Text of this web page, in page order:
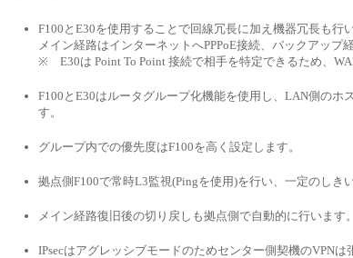
F100とE30を使用することで回線冗長に加え機器冗長も行い
メイン経路はインターネットへPPPoE接続、バックアップ
※ E30は Point To Point 接続で相手を特定できるため、
F100とE30はルータグループ化機能を使用し、LAN側のホ
す。
グループ内での優先度はF100を高く設定します。
拠点側F100で常時L3監視(Pingを使用)を行い、一定のしき
メイン経路復旧後の切り戻しも拠点側で自動的に行います。
IPsecはアグレッシブモードのためセンター側契機のVPNは